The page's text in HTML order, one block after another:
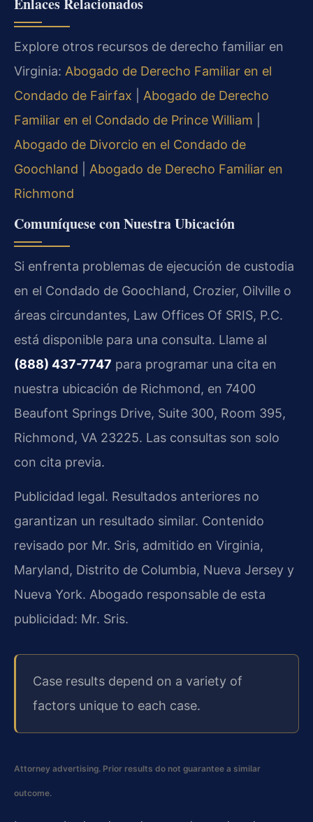
Explore otros recursos de derecho familiar en
Virginia: Abogado de Derecho Familiar en el
Condado de Fairfax
Abogado de Derecho
Familiar en el Condado de Prince William
Abogado de Divorcio en el Condado de
Goochland
Abogado de Derecho Familiar en
Richmond
Comuníquese con Nuestra Ubicación
Si enfrenta problemas de ejecución de custodia
en el Condado de Goochland, Crozier, Oilville o
áreas circundantes, Law Offices Of SRIS, P.C.
está disponible para una consulta. Llame al
(888) 437-7747 para programar una cita en
nuestra ubicación de Richmond, en 7400
Beaufont Springs Drive, Suite 300, Room 395,
Richmond, VA 23225. Las consultas son solo
con cita previa.
Publicidad legal. Resultados anteriores no
garantizan un resultado similar. Contenido
revisado por Mr. Sris, admitido en Virginia,
Maryland, Distrito de Columbia, Nueva Jersey y
Nueva York. Abogado responsable de esta
publicidad: Mr. Sris.
Case results depend on a variety of
factors unique to each case.
Attorney advertising. Prior results do not guarantee a similar
outcome.